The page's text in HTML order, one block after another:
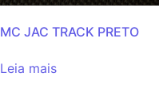
MC JAC TRACK PRETO
Leia mais